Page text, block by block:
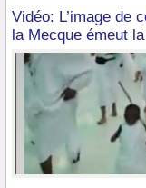
Vidéo: L’image de
la Mecque émeut